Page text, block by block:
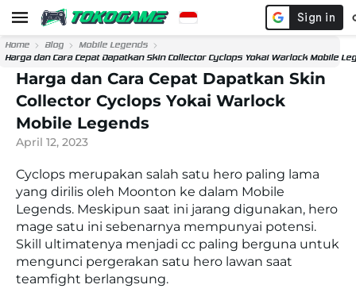
Home Blog
Mobile Legends
Harga dan Cara Cepat Dapatkan Skin Collector Cyclops Yokai Warlock Mobile
Harga dan Cara Cepat Dapatkan Skin
Collector Cyclops Yokai Warlock
Mobile Legends
April 12, 2023
Cyclops merupakan salah satu hero paling lama
yang dirilis oleh Moonton ke dalam Mobile
Legends. Meskipun saat ini jarang digunakan, hero
mage satu ini sebenarnya mempunyai potensi.
Skill ultimatenya menjadi cc paling berguna untuk
mengunci pergerakan satu hero lawan saat
teamfight berlangsung.